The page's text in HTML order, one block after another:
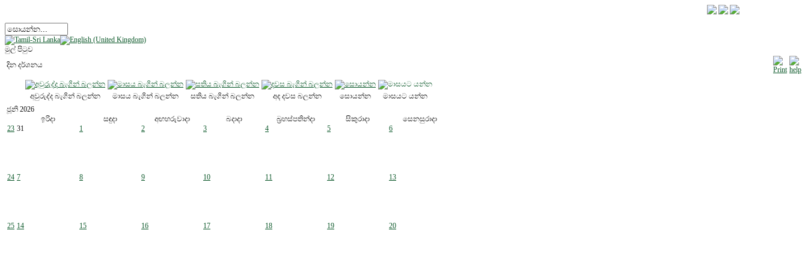
මුල් පිටුව
දින දර්ශනය
අවුරුද්ද බැගින් බලන්න මාසය බැගින් බලන්න සතිය බැගින් බලන්න අද දවස බලන්න සොයන්න
මාසයට යන්න
ජූනි 2026
ඉරිදා
සඳුදා අඟහරුවාදා බදාදා බ්‍රහස්පතින්දා සිකුරාදා
සෙනසුරාදා
23 31 1 2 3 4 5 6
24 7 8 9 10 11 12 13
25 14 15 16 17 18 19 20